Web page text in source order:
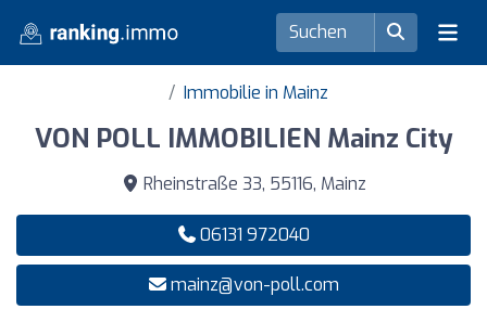
Immobilie in Mainz
VON POLL IMMOBILIEN Mainz City
Rheinstraße 33, 55116, Mainz
06131 972040
mainz@von-poll.com